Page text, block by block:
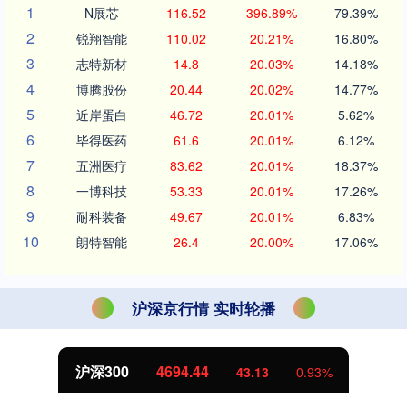
1
N展芯 116.52 396.89% 79.39%
2 锐翔智能 110.02 20.21% 16.80%
3 志特新材 14.8 20.03% 14.18%
4 博腾股份 20.44 20.02% 14.77%
5 近岸蛋白 46.72 20.01% 5.62%
6 毕得医药 61.6 20.01% 6.12%
7 五洲医疗 83.62 20.01% 18.37%
8 一博科技 53.33 20.01% 17.26%
9 耐科装备 49.67 20.01% 6.83%
10 朗特智能 26.4 20.00% 17.06%
沪深京行情 实时轮播
北证50 1134.24 11.37 1.01%